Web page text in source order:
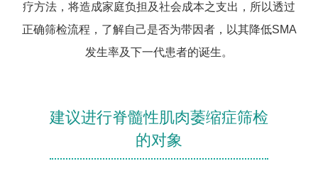
疗方法，将造成家庭负担及社会成本之支出，所以透过
正确筛检流程，了解自己是否为带因者，以其降低SMA
发生率及下一代患者的诞生。
建议进行脊髓性肌肉萎缩症筛检
的对象